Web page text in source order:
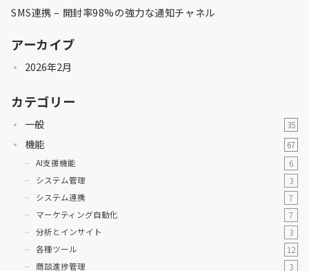
SMS連携 – 開封率98%の強力な通知チャネル
アーカイブ
2026年2月
カテゴリー
一般 35
機能
67
AI支援機能
6
システム管理
3
システム連携
7
マーケティング自動化
7
分析とインサイト
3
各種ツール
12
商談進捗管理
3